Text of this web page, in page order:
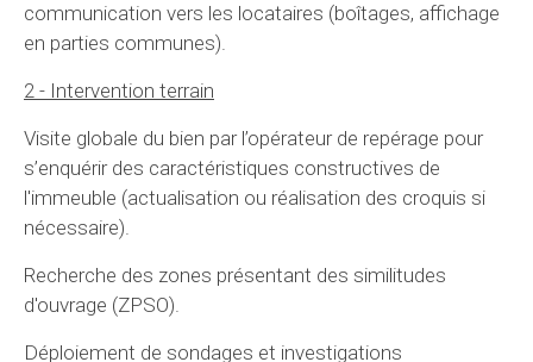
communication vers les locataires (boîtages, affichage
en parties communes).
2 - Intervention terrain
Visite globale du bien par l’opérateur de repérage pour
s’enquérir des caractéristiques constructives de
l'immeuble (actualisation ou réalisation des croquis si
nécessaire).
Recherche des zones présentant des similitudes
d'ouvrage (ZPSO).
Déploiement de sondages et investigations